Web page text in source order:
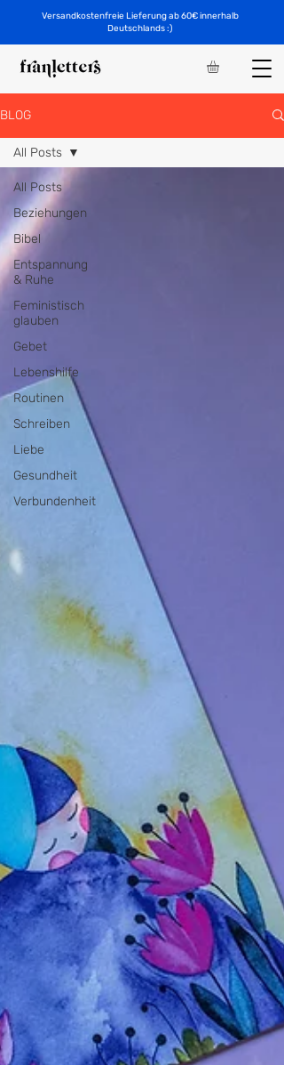
Versandkostenfreie Lieferung ab 60€ innerhalb
Deutschlands :)
BLOG
All Posts
Beziehungen
Bibel
Entspannung
& Ruhe
Feministisch
glauben
Gebet
Lebenshilfe
Routinen
Schreiben
Liebe
Gesundheit
Verbundenheit
All Posts